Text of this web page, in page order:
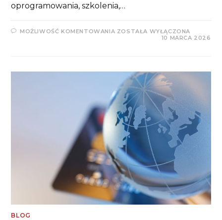
oprogramowania, szkolenia,…
MOŻLIWOŚĆ KOMENTOWANIA DOTACJE
ZWRÓCIĆ
UWAGĘ
OD
STRONY
KSIĘGOWEJ?
ZOSTAŁA WYŁĄCZONA
10 MARCA 2026
BLOG